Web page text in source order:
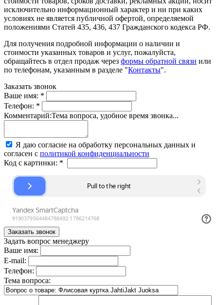
исключительно информационный характер и ни при каких
условиях не является публичной офертой, определяемой
положениями Статей 435, 436, 437 Гражданского кодекса РФ.
Для получения подробной информации о наличии и
стоимости указанных товаров и услуг, пожалуйста,
обращайтесь в отдел продаж через формы обратной связи или
по телефонам, указанным в разделе "Контакты".
Заказать звонок
Ваше имя: *
Телефон: *
Комментарий:Тема вопроса, удобное время звонка...
Я даю согласие на обработку персональных данных и
согласен с политикой конфиденциальности
Код с картинки: *
Задать вопрос менеджеру
Ваше имя:
E-mail:
Телефон:
Тема вопроса: